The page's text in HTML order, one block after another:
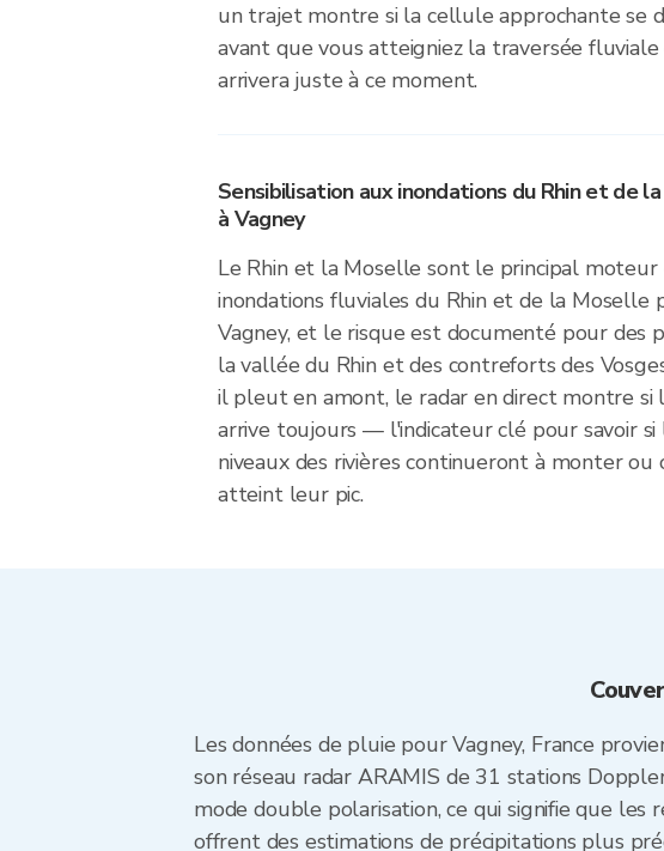
un trajet montre si la cellule approchante se
avant que vous atteigniez la traversée fluviale
arrivera juste à ce moment.
Sensibilisation aux inondations du Rhin et de
à Vagney
Le Rhin et la Moselle sont le principal moteur
inondations fluviales du Rhin et de la Moselle
Vagney, et le risque est documenté pour des
la vallée du Rhin et des contreforts des
il pleut en amont, le radar en direct montre si
arrive toujours — l'indicateur clé pour savoir si
niveaux des rivières continueront à monter ou
atteint leur pic.
Les données de pluie pour Vagney, France
son réseau radar ARAMIS de 31 stations
mode double polarisation, ce qui signifie que
offrent des estimations de précipitations plus